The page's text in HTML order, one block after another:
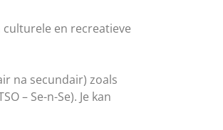
en recreatieve
na secundair) zoals
– Se-n-Se). Je kan